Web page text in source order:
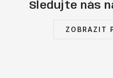
Sledujte nás
ZOBRAZIT